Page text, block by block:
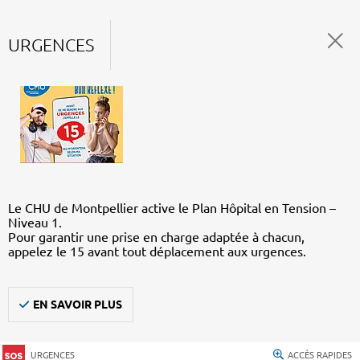
URGENCES
Le CHU de Montpellier active le Plan Hôpital en Tension –
Niveau 1.
Pour garantir une prise en charge adaptée à chacun,
appelez le 15 avant tout déplacement aux urgences.
EN SAVOIR PLUS
URGENCES ACCÈS RAPIDES